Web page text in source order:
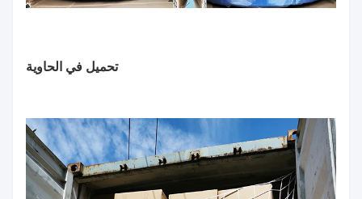
تحميل في الحاوية